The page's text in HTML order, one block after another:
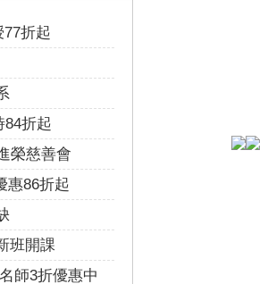
77折起
84折起
榮慈善會
惠86折起
班開課
師3折優惠中